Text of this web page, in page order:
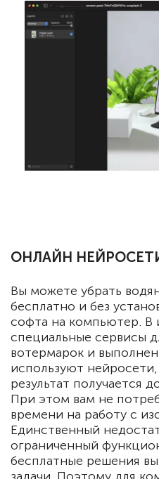
ОНЛАЙН
Вы можете убрать
бесплатно и без
софта на компьютер. В
специальные сервисы
вотермарок и
используют
результат получается
При этом вам не
времени на работу с
Единственный
ограниченный
бесплатные решения